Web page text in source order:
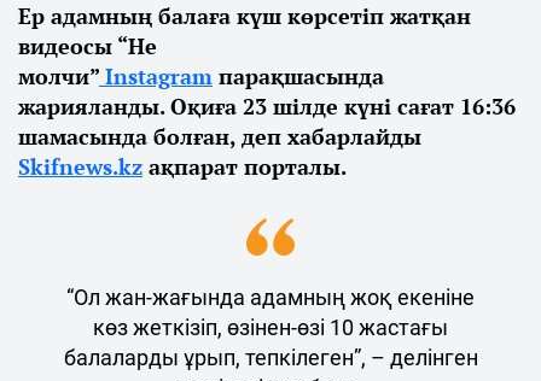
Ер адамның балаға күш көрсетіп жатқан
видеосы “Не
молчи” Instagram парақшасында
жарияланды. Оқиға 23 шілде күні сағат 16:36
шамасында болған, деп хабарлайды
Skifnews.kz ақпарат порталы.
“Ол жан-жағында адамның жоқ екеніне
көз жеткізіп, өзінен-өзі 10 жастағы
балаларды ұрып, тепкілеген”, – делінген